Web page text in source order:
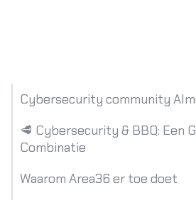
Cybersecurity community
🥩 Cybersecurity & BBQ: Een
Combinatie
Waarom Area36 er toe doet